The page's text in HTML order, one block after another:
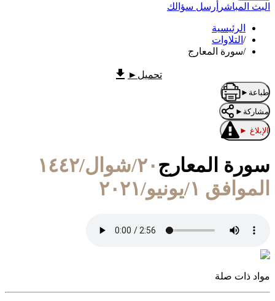
البث المباشر أرسل سؤالك
الرئيسية
/ التلاوات
/سورة المعارج
تحميل ►
طباعة ►
مشاركة ►
الإبلاغ ►
سورة المعارج
٢٠/شوال/١٤٤٢
الموافق ١/يونيو/٢٠٢١
مواد ذات صلة